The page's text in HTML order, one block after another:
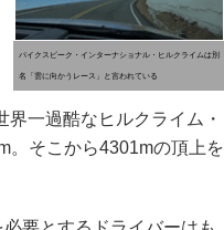
パイクスピーク・インターナショナル・ヒルクライムは別
名「雲に向かうレース」と言われている
一過酷なヒルクライム・
。そこから4301mの頂上を